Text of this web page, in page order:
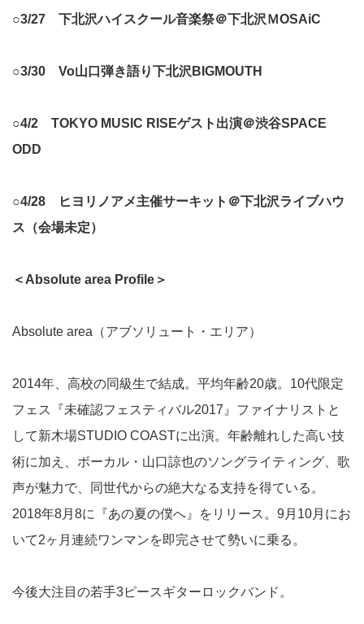
○3/27 下北沢ハイスクール音楽祭＠下北沢ＭOSAiC
○3/30 Vo山口弾き語り下北沢BIGMOUTH
○4/2 TOKYO MUSIC RISEゲスト出演＠渋谷SPACE
ODD
○4/28 ヒヨリノアメ主催サーキット＠下北沢ライブハウ
ス（会場未定）
＜Absolute area Profile＞
Absolute area（アブソリュート・エリア）
2014年、高校の同級生で結成。平均年齢20歳。10代限定
フェス『未確認フェスティバル2017』ファイナリストと
して新木場STUDIO COASTに出演。年齢離れした高い技
術に加え、ボーカル・山口諒也のソングライティング、歌
声が魅力で、同世代からの絶大なる支持を得ている。
2018年8月8に『あの夏の僕へ』をリリース。9月10月にお
いて2ヶ月連続ワンマンを即完させて勢いに乗る。
今後大注目の若手3ピースギターロックバンド。